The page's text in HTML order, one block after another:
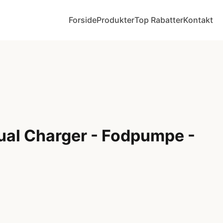
ForsideProdukterTop RabatterKontakt
Charger - Fodpumpe -